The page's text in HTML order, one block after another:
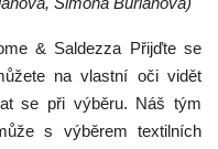
& Saldezza Přijďte se
na vlastní oči vidět
se při výběru. Náš tým
s výběrem textilních